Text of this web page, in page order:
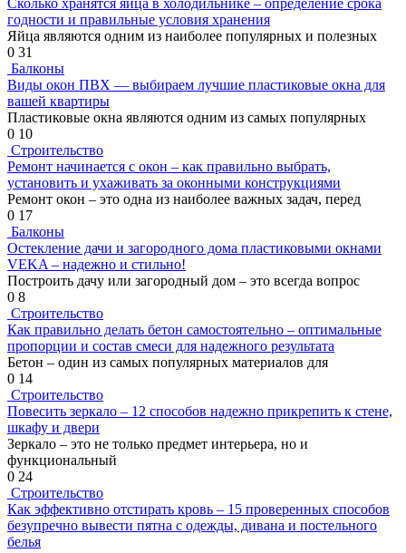
Сколько хранятся яйца в холодильнике – определение срока
годности и правильные условия хранения
Яйца являются одним из наиболее популярных и полезных
0 31
Балконы
Виды окон ПВХ — выбираем лучшие пластиковые окна для
вашей квартиры
Пластиковые окна являются одним из самых популярных
0 10
Строительство
Ремонт начинается с окон – как правильно выбрать,
установить и ухаживать за оконными конструкциями
Ремонт окон – это одна из наиболее важных задач, перед
0 17
Балконы
Остекление дачи и загородного дома пластиковыми окнами
VEKA – надежно и стильно!
Построить дачу или загородный дом – это всегда вопрос
0 8
Строительство
Как правильно делать бетон самостоятельно – оптимальные
пропорции и состав смеси для надежного результата
Бетон – один из самых популярных материалов для
0 14
Строительство
Повесить зеркало – 12 способов надежно прикрепить к стене,
шкафу и двери
Зеркало – это не только предмет интерьера, но и
функциональный
0 24
Строительство
Как эффективно отстирать кровь – 15 проверенных способов
безупречно вывести пятна с одежды, дивана и постельного
белья